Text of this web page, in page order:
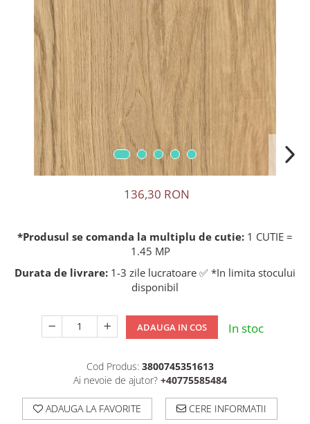
136,30 RON
*Produsul se comanda la multiplu de cutie: 1 CUTIE =
1.45 MP
Durata de livrare: 1-3 zile lucratoare ✅ *In limita stocului
disponibil
ADAUGA IN COS In stoc
Cod Produs: 3800745351613
Ai nevoie de ajutor? +40775585484
ADAUGA LA FAVORITE CERE INFORMATII